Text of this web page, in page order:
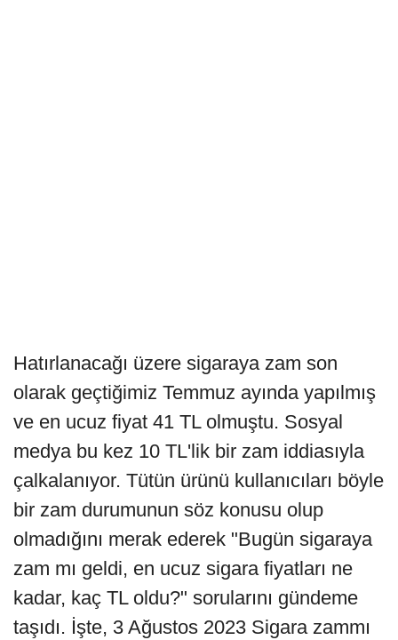
Hatırlanacağı üzere sigaraya zam son
olarak geçtiğimiz Temmuz ayında yapılmış
ve en ucuz fiyat 41 TL olmuştu. Sosyal
medya bu kez 10 TL'lik bir zam iddiasıyla
çalkalanıyor. Tütün ürünü kullanıcıları böyle
bir zam durumunun söz konusu olup
olmadığını merak ederek "Bugün sigaraya
zam mı geldi, en ucuz sigara fiyatları ne
kadar, kaç TL oldu?" sorularını gündeme
taşıdı. İşte, 3 Ağustos 2023 Sigara zammı